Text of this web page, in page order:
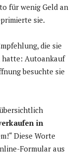
für wenig Geld an
sie.
die sie
hatte: Autoankauf
besuchte sie
in
Diese Worte
Formular aus